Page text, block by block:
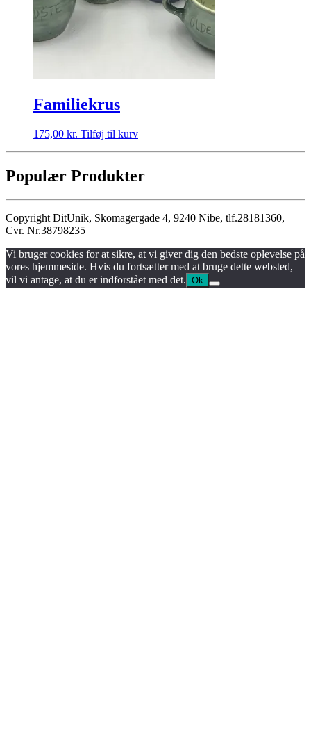
Familiekrus
175,00 kr. Tilføj til kurv
Populær Produkter
Copyright DitUnik, Skomagergade 4, 9240 Nibe, tlf.28181360,
Cvr. Nr.38798235
Vi bruger cookies for at sikre, at vi giver dig den bedste oplevelse på
vores hjemmeside. Hvis du fortsætter med at bruge dette websted,
vil vi antage, at du er indforstået med det. Ok